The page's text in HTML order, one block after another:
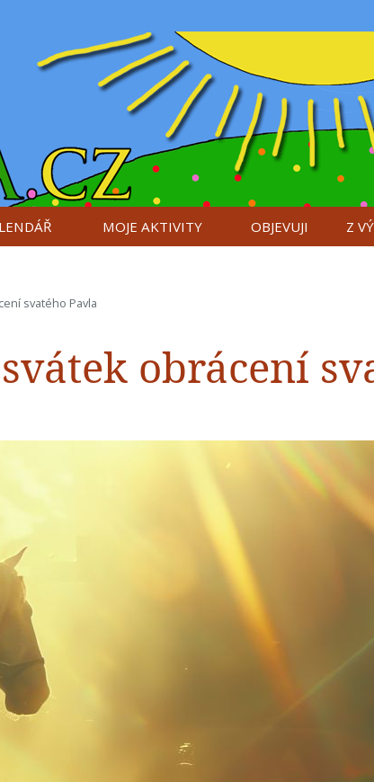
MOJE AKTIVITY OBJEVUJI Z
svatého Pavla
obrácení